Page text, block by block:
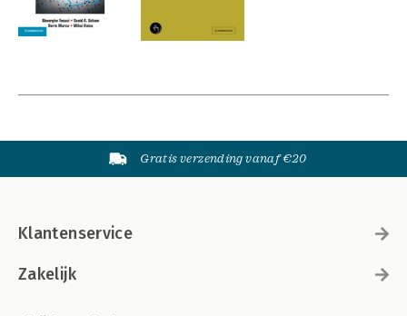
Gratis verzending vanaf €20
Klantenservice
Zakelijk